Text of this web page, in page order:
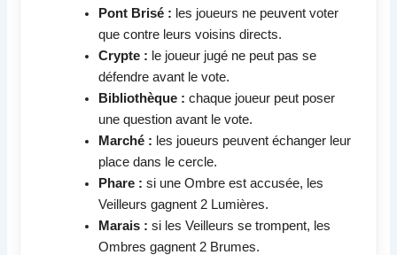
Pont Brisé : les joueurs ne peuvent voter
que contre leurs voisins directs.
Crypte : le joueur jugé ne peut pas se
défendre avant le vote.
Bibliothèque : chaque joueur peut poser
une question avant le vote.
Marché : les joueurs peuvent échanger leur
place dans le cercle.
Phare : si une Ombre est accusée, les
Veilleurs gagnent 2 Lumières.
Marais : si les Veilleurs se trompent, les
Ombres gagnent 2 Brumes.